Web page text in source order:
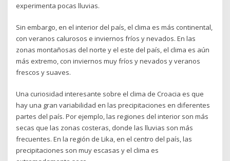
experimenta pocas lluvias.
Sin embargo, en el interior del país, el clima es más continental,
con veranos calurosos e inviernos fríos y nevados. En las
zonas montañosas del norte y el este del país, el clima es aún
más extremo, con inviernos muy fríos y nevados y veranos
frescos y suaves.
Una curiosidad interesante sobre el clima de Croacia es que
hay una gran variabilidad en las precipitaciones en diferentes
partes del país. Por ejemplo, las regiones del interior son más
secas que las zonas costeras, donde las lluvias son más
frecuentes. En la región de Lika, en el centro del país, las
precipitaciones son muy escasas y el clima es